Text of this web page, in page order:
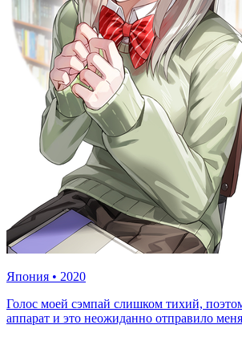
Япония • 2020
Голос моей сэмпай слишком тихий,
аппарат и это неожиданно отправило